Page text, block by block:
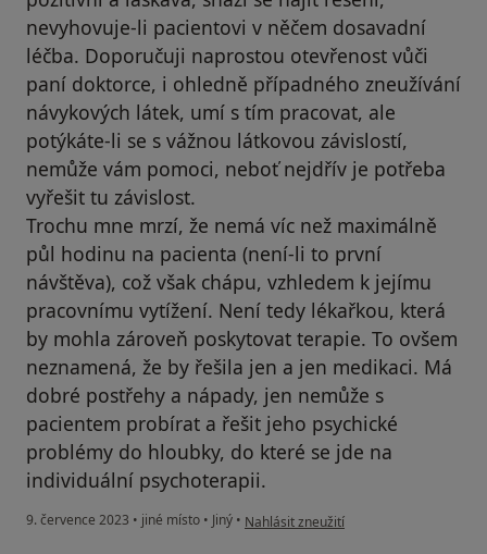
nevyhovuje-li pacientovi v něčem dosavadní
léčba. Doporučuji naprostou otevřenost vůči
paní doktorce, i ohledně případného zneužívání
návykových látek, umí s tím pracovat, ale
potýkáte-li se s vážnou látkovou závislostí,
nemůže vám pomoci, neboť nejdřív je potřeba
vyřešit tu závislost.
Trochu mne mrzí, že nemá víc než maximálně
půl hodinu na pacienta (není-li to první
návštěva), což však chápu, vzhledem k jejímu
pracovnímu vytížení. Není tedy lékařkou, která
by mohla zároveň poskytovat terapie. To ovšem
neznamená, že by řešila jen a jen medikaci. Má
dobré postřehy a nápady, jen nemůže s
pacientem probírat a řešit jeho psychické
problémy do hloubky, do které se jde na
individuální psychoterapii.
9. července 2023 • jiné místo • Jiný • podle názoru uživatele Pacient
Nahlásit zneužití